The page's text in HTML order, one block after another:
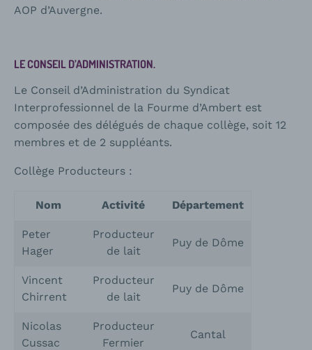
AOP d’Auvergne.
LE CONSEIL D’ADMINISTRATION.
Le Conseil d’Administration du Syndicat
Interprofessionnel de la Fourme d’Ambert est
composée des délégués de chaque collège, soit 12
membres et de 2 suppléants.
Collège Producteurs :
Nom Activité Département
Peter
Hager
Producteur
de lait
Puy de Dôme
Vincent
Chirrent
Producteur
de lait
Puy de Dôme
Nicolas
Cussac
Producteur
Fermier
Cantal